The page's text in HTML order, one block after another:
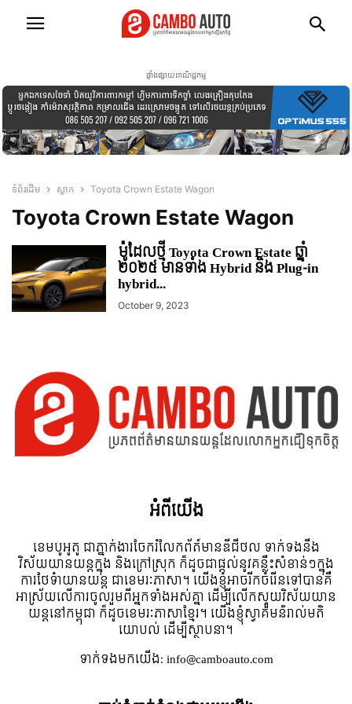
ផ្ទាំងផ្សាយពាណិជ្ជកម្ម
ទំព័រដើម ស្លាក Toyota Crown Estate Wagon
Toyota Crown Estate Wagon
ម៉ូដែលថ្មី Toyota Crown Estate ឆ្នាំ
២០២៥ មានទាំង Hybrid និង Plug-in
hybrid...
October 9, 2023
អំពី​យើង
ខេមបូអូតូ ជាភ្នាក់ងារចែករំលែកព័ត៍មានឌីជីថល ទាក់ទងនឹង
វិស័យយានយន្តក្នុង និងក្រៅស្រុក ក៏ដូចជាផ្តល់នូវគន្លឹះសំខាន់ៗក្នុង
ការថែទំាយានយន្ត ជាខេមរៈភាសា។ យើងខ្ញុំអាចរីកចំរើនទៅបានគឺ
អាស្រ័យលើការចូលរួមពីអ្នកទាំងអស់គ្នា ដើម្បីលើកស្ទួយវិស័យយាន
យន្តនៅកម្ពុជា ក៏ដូចខេមរៈភាសាខ្មែរ។ យើងខ្ញុំស្វាគមន៌រាល់មតិ
យោបល់ ដើម្បីស្ថាបនា។
ទាក់ទង​មក​យើង:info@camboauto.com